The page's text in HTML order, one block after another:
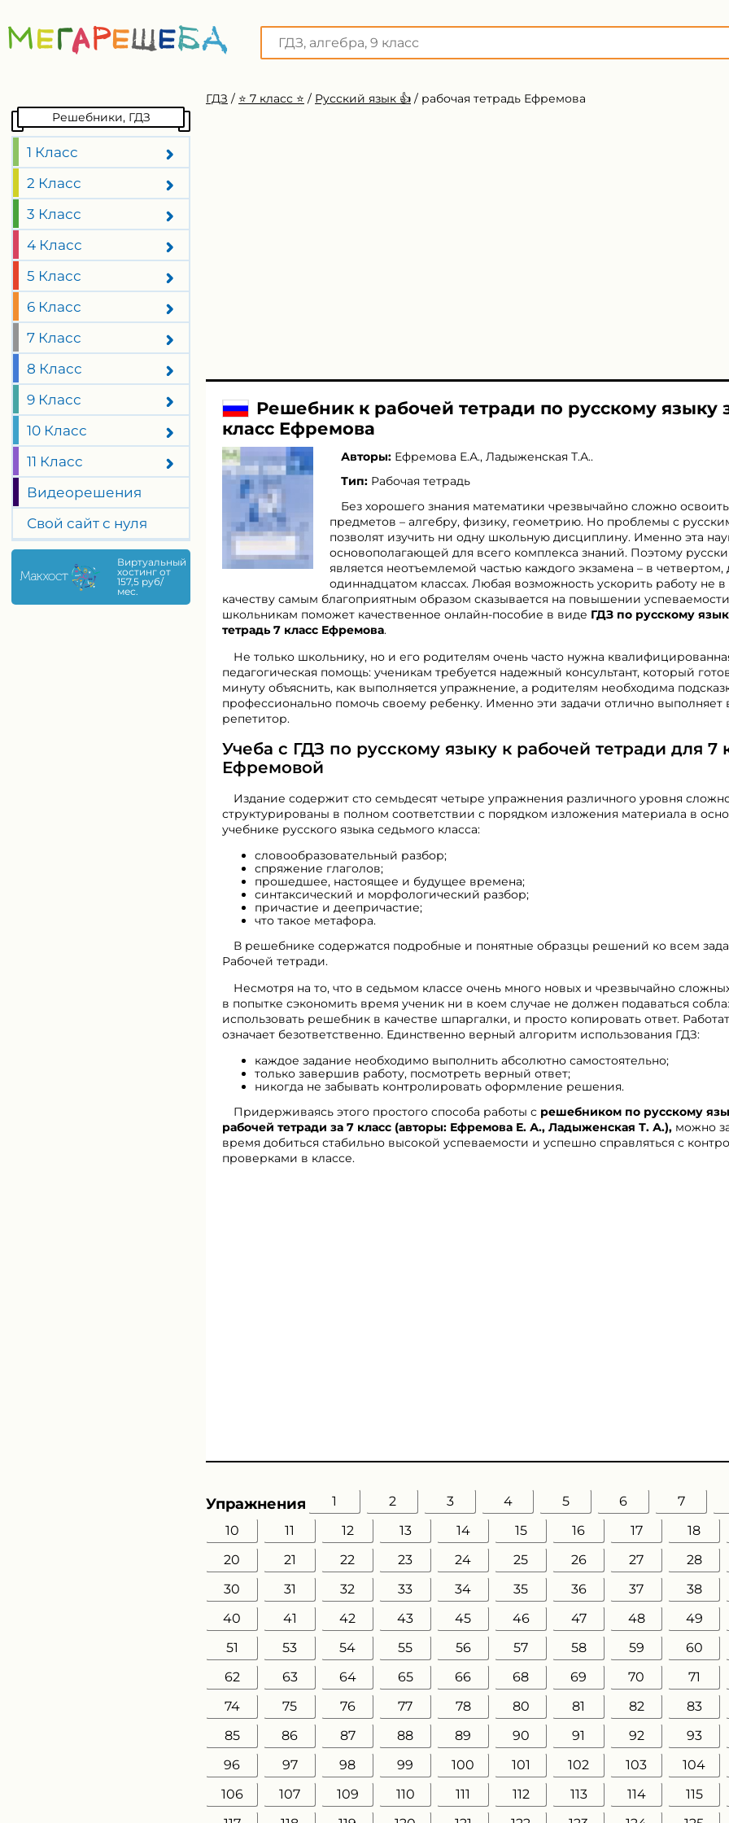
Решебники, ГДЗ
1 Класс
2 Класс
3 Класс
4 Класс
5 Класс
6 Класс
7 Класс
8 Класс
9 Класс
10 Класс
11 Класс
Видеорешения
Свой сайт с нуля
ГДЗ / ⭐️ 7 класс ⭐️ / Русский язык 👍 / рабочая тетрадь Ефремова
Решебник к рабочей тетради по русскому языку
класс Ефремова
Авторы: Ефремова Е.А., Ладыженская Т.А..
Тип: Рабочая тетрадь
Без хорошего знания математики чрезвычайно сложно
предметов – алгебру, физику, геометрию. Но проблемы с
позволят изучить ни одну школьную дисциплину. Именно эта
основополагающей для всего комплекса знаний. Поэтому
является неотъемлемой частью каждого экзамена – в четвертом,
одиннадцатом классах. Любая возможность ускорить работу не
качеству самым благоприятным образом сказывается на повышении
школьникам поможет качественное онлайн-пособие в виде ГДЗ по русскому
тетрадь 7 класс Ефремова.
Не только школьнику, но и его родителям очень часто нужна
педагогическая помощь: ученикам требуется надежный консультант, который
минуту объяснить, как выполняется упражнение, а родителям необходима
профессионально помочь своему ребенку. Именно эти задачи отлично выполняет
репетитор.
Учеба с ГДЗ по русскому языку к рабочей тетради для 7
Ефремовой
Издание содержит сто семьдесят четыре упражнения различного уровня
структурированы в полном соответствии с порядком изложения материала в
учебнике русского языка седьмого класса:
словообразовательный разбор;
спряжение глаголов;
прошедшее, настоящее и будущее времена;
синтаксический и морфологический разбор;
причастие и деепричастие;
что такое метафора.
В решебнике содержатся подробные и понятные образцы решений ко всем
Рабочей тетради.
Несмотря на то, что в седьмом классе очень много новых и чрезвычайно
в попытке сэкономить время ученик ни в коем случае не должен подаваться
использовать решебник в качестве шпаргалки, и просто копировать ответ.
означает безответственно. Единственно верный алгоритм использования ГДЗ:
каждое задание необходимо выполнить абсолютно самостоятельно;
только завершив работу, посмотреть верный ответ;
никогда не забывать контролировать оформление решения.
Придерживаясь этого простого способа работы с решебником по русскому
рабочей тетради за 7 класс (авторы: Ефремова Е. А., Ладыженская Т. А.), можно
время добиться стабильно высокой успеваемости и успешно справляться с
проверками в классе.
Упражнения 1 2 3 4 5 6
7
10
11 12 13 14 15 16 17
18
20
21 22 23 24 25 26 27
28
30
31 32 33 34 35 36 37
38
40
41 42 43 45 46 47 48
49
51
53 54 55 56 57 58 59
60
62
63 64 65 66 68 69 70
71
74
75 76 77 78 80 81 82
83
85
86 87 88 89 90 91 92
93
96
97 98 99 100 101 102 103
104
106
107 109 110 111 112 113 114
115